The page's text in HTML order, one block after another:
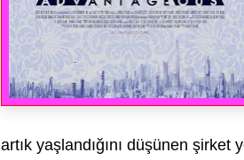
artık yaşlandığını düşünen